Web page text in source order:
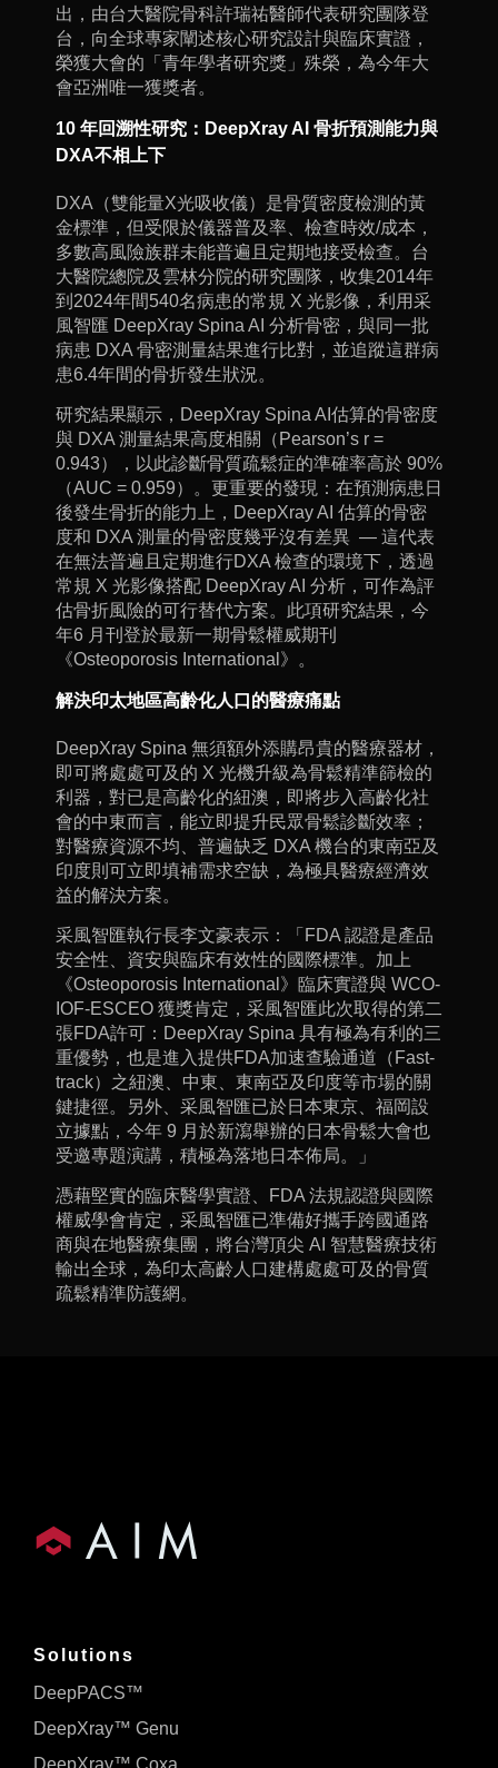
出，由台大醫院骨科許瑞祐醫師代表研究團隊登
台，向全球專家闡述核心研究設計與臨床實證，
榮獲大會的「青年學者研究獎」殊榮，為今年大
會亞洲唯一獲獎者。
10 年回溯性研究：DeepXrayAI 骨折預測能力與
DXA不相上下
DXA（雙能量X光吸收儀）是骨質密度檢測的黃
金標準，但受限於儀器普及率、檢查時效/成本，
多數高風險族群未能普遍且定期地接受檢查。台
大醫院總院及雲林分院的研究團隊，收集2014年
到2024年間540名病患的常規 X 光影像，利用采
風智匯 DeepXray Spina AI 分析骨密，與同一批
病患 DXA 骨密測量結果進行比對，並追蹤這群病
患6.4年間的骨折發生狀況。
研究結果顯示，DeepXray Spina AI估算的骨密度
與 DXA 測量結果高度相關（Pearson’s r =
0.943），以此診斷骨質疏鬆症的準確率高於 90%
（AUC = 0.959）。更重要的發現：在預測病患日
後發生骨折的能力上，DeepXray AI 估算的骨密
度和 DXA 測量的骨密度幾乎沒有差異 — 這代表
在無法普遍且定期進行DXA 檢查的環境下，透過
常規 X 光影像搭配 DeepXray AI 分析，可作為評
估骨折風險的可行替代方案。此項研究結果，今
年6 月刊登於最新一期骨鬆權威期刊
《Osteoporosis International》。
解決印太地區高齡化人口的醫療痛點
DeepXray Spina 無須額外添購昂貴的醫療器材，
即可將處處可及的 X 光機升級為骨鬆精準篩檢的
利器，對已是高齡化的紐澳，即將步入高齡化社
會的中東而言，能立即提升民眾骨鬆診斷效率；
對醫療資源不均、普遍缺乏 DXA 機台的東南亞及
印度則可立即填補需求空缺，為極具醫療經濟效
益的解決方案。
采風智匯執行長李文豪表示：「FDA 認證是產品
安全性、資安與臨床有效性的國際標準。加上
《Osteoporosis International》臨床實證與 WCO-
IOF-ESCEO 獲獎肯定，采風智匯此次取得的第二
張FDA許可：DeepXray Spina 具有極為有利的三
重優勢，也是進入提供FDA加速查驗通道（Fast-
track）之紐澳、中東、東南亞及印度等市場的關
鍵捷徑。另外、采風智匯已於日本東京、福岡設
立據點，今年 9 月於新瀉舉辦的日本骨鬆大會也
受邀專題演講，積極為落地日本佈局。」
憑藉堅實的臨床醫學實證、FDA 法規認證與國際
權威學會肯定，采風智匯已準備好攜手跨國通路
商與在地醫療集團，將台灣頂尖 AI 智慧醫療技術
輸出全球，為印太高齡人口建構處處可及的骨質
疏鬆精準防護網。
Solutions
DeepPACS™
DeepXray™ Genu